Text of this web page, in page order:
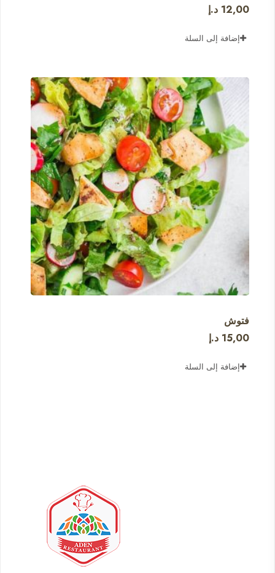
12,00 د.إ
إضافة إلى السلة
فتوش
15,00 د.إ
إضافة إلى السلة